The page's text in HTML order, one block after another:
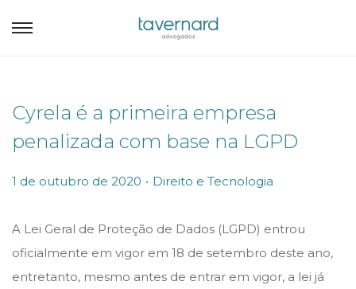
Cyrela é a primeira empresa
penalizada com base na LGPD
P
s
t
e
1 de outubro de 2020 . P
s
t
e
Direito e Tecnologia
A Lei Geral de Proteção de Dados (LGPD) entrou
oficialmente em vigor em 18 de setembro deste ano,
entretanto, mesmo antes de entrar em vigor, a lei já